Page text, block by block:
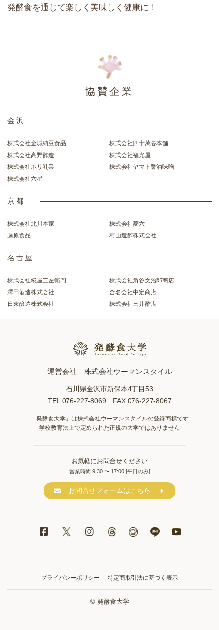
発酵食を通じて楽しく美味しく健康に！
協賛企業
金沢
株式会社金城納豆食品
株式会社四十萬谷本舗
株式会社高野酢造
株式会社福光屋
株式会社ホリ乳業
株式会社ヤマト醤油味噌
株式会社六星
京都
株式会社北川本家
株式会社菱六
藤原食品
村山造酢株式会社
名古屋
株式会社糀屋三左衛門
株式会社角谷文治郎商店
澤田酒造株式会社
合名会社中定商店
日東醸造株式会社
株式会社三井酢店
運営会社 株式会社ウーマンスタイル
石川県金沢市新保本4丁目53
TEL 076-227-8069 FAX.076-227-8067
「発酵食大学」は株式会社ウーマンスタイルの登録商標です
学校教育法上で定められた正規の大学ではありません
お気軽にお問合せください
営業時間 9:30 〜 17:00 [平日のみ]
お問合せフォームはこちら
プライバシーポリシー 特定商取引法に基づく表示
© 発酵食大学